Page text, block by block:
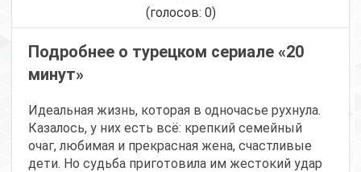
(голосов: 0)
Подробнее о турецком сериале «20
минут»
Идеальная жизнь, которая в одночасье рухнула.
Казалось, у них есть всё: крепкий семейный
очаг, любимая и прекрасная жена, счастливые
дети. Но судьба приготовила им жестокий удар